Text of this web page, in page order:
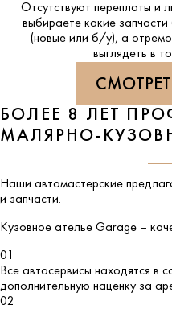
Отсутствуют переплаты и
выбираете какие
(новые или б/у), а
выглядеть в
БОЛЕЕ 8 ЛЕТ
МАЛЯРНО-
Наши автомастерские
и запчасти.
Кузовное ателье Garage –
01
Все автосервисы находятся в
дополнительную наценку за
02